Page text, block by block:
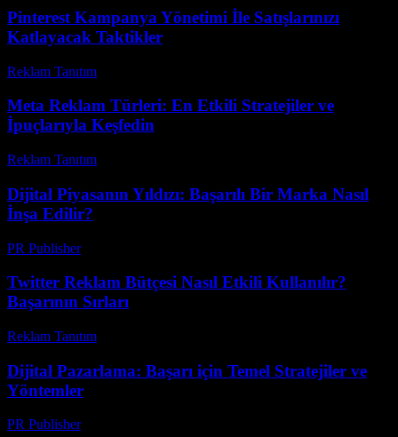
Pinterest Kampanya Yönetimi İle Satışlarınızı
Katlayacak Taktikler
Reklam Tanıtım
Meta Reklam Türleri: En Etkili Stratejiler ve
İpuçlarıyla Keşfedin
Reklam Tanıtım
Dijital Piyasanın Yıldızı: Başarılı Bir Marka Nasıl
İnşa Edilir?
PR Publisher-
Twitter Reklam Bütçesi Nasıl Etkili Kullanılır?
Başarının Sırları
Reklam Tanıtım
Dijital Pazarlama: Başarı için Temel Stratejiler ve
Yöntemler
PR Publisher-